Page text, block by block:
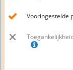
Vooringestelde